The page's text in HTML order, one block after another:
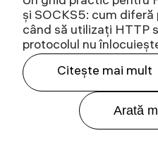
și SOCKS5: cum diferă
când să utilizați HTTP
protocolul nu
Citeşte mai mult
Arată